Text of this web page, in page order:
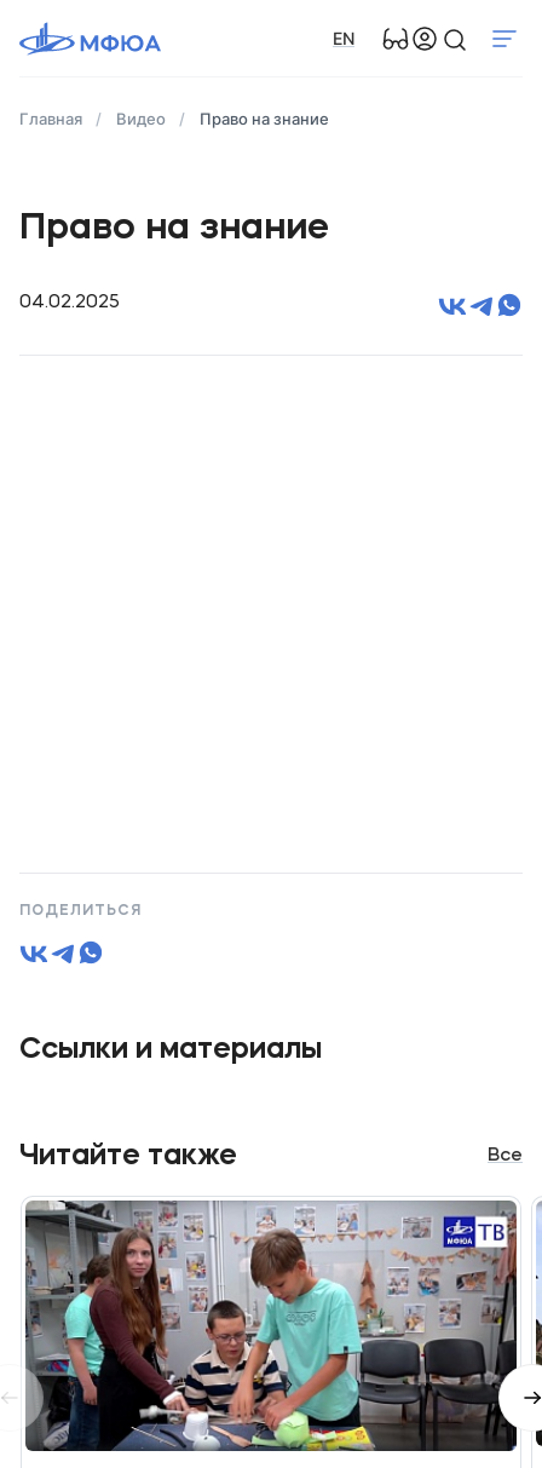
EN
Главная Видео Право на знание
Право на знание
04.02.2025
ПОДЕЛИТЬСЯ
Ссылки и материалы
Читайте также Все